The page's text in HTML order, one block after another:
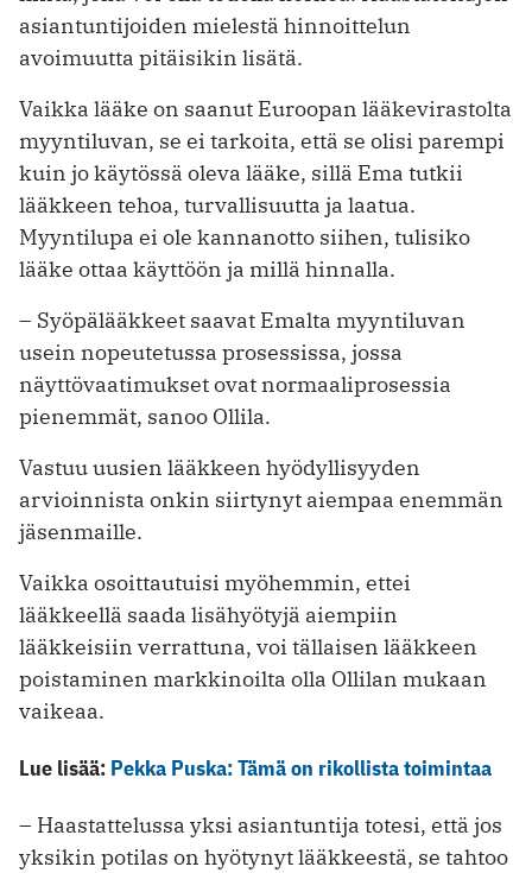
asiantuntijoiden mielestä hinnoittelun
avoimuutta pitäisikin lisätä.
Vaikka lääke on saanut Euroopan lääkevirastolta
myyntiluvan, se ei tarkoita, että se olisi parempi
kuin jo käytössä oleva lääke, sillä Ema tutkii
lääkkeen tehoa, turvallisuutta ja laatua.
Myyntilupa ei ole kannanotto siihen, tulisiko
lääke ottaa käyttöön ja millä hinnalla.
– Syöpälääkkeet saavat Emalta myyntiluvan
usein nopeutetussa prosessissa, jossa
näyttövaatimukset ovat normaaliprosessia
pienemmät, sanoo Ollila.
Vastuu uusien lääkkeen hyödyllisyyden
arvioinnista onkin siirtynyt aiempaa enemmän
jäsenmaille.
Vaikka osoittautuisi myöhemmin, ettei
lääkkeellä saada lisähyötyjä aiempiin
lääkkeisiin verrattuna, voi tällaisen lääkkeen
poistaminen markkinoilta olla Ollilan mukaan
vaikeaa.
Lue lisää: Pekka Puska: Tämä on rikollista toimintaa
– Haastattelussa yksi asiantuntija totesi, että jos
yksikin potilas on hyötynyt lääkkeestä, se tahtoo